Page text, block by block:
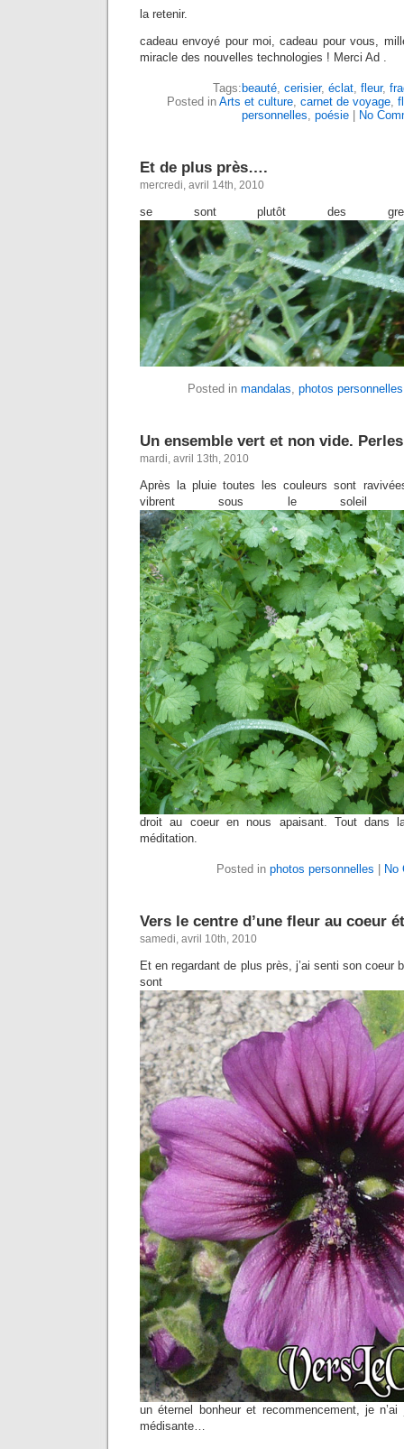
la retenir.
cadeau envoyé pour moi, cadeau pour vous,
miracle des nouvelles technologies ! Merci Ad .
Tags:beauté cerisier, éclat fleur,
Posted in Arts et culture, carnet de voyage,
personnelles poésie | No
Et de plus près….
mercredi, avril 14th, 2010
se sont plutôt des
Posted in mandalas photos personnelles
Un ensemble vert et non vide.
mardi, avril 13th, 2010
Après la pluie toutes les couleurs sont
vibrent sous le
droit au coeur en nous apaisant. Tout dans
méditation.
Posted in photos personnelles No
Vers le centre d’une fleur au coeur
samedi, avril 10th, 2010
Et en regardant de plus près, j’ai senti son coeur
sont
un éternel bonheur et recommencement, je
médisante…